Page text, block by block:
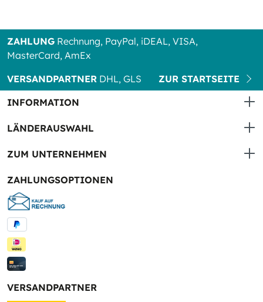
ZAHLUNG Rechnung, PayPal, iDEAL, VISA,
MasterCard, AmEx
VERSANDPARTNER DHL, GLS
ZUR STARTSEITE
INFORMATION
LÄNDERAUSWAHL
ZUM UNTERNEHMEN
ZAHLUNGSOPTIONEN
VERSANDPARTNER